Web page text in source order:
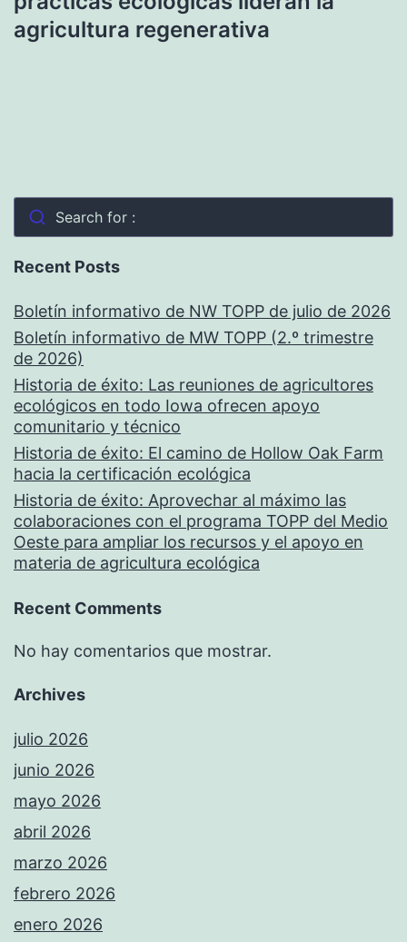
agricultura regenerativa
Search for :
Recent Posts
Boletín informativo de NW TOPP de julio de 2026
Boletín informativo de MW TOPP (2.º trimestre
de 2026)
Historia de éxito: Las reuniones de agricultores
ecológicos en todo Iowa ofrecen apoyo
comunitario y técnico
Historia de éxito: El camino de Hollow Oak Farm
hacia la certificación ecológica
Historia de éxito: Aprovechar al máximo las
colaboraciones con el programa TOPP del Medio
Oeste para ampliar los recursos y el apoyo en
materia de agricultura ecológica
Recent Comments
No hay comentarios que mostrar.
Archives
julio 2026
junio 2026
mayo 2026
abril 2026
marzo 2026
febrero 2026
enero 2026